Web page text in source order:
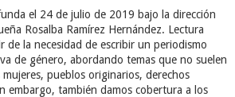
el 24 de julio de 2019 bajo la dirección
Rosalba Ramírez Hernández. Lectura
de la necesidad de escribir un periodismo
de género, abordando temas que no suelen
pueblos originarios, derechos
embargo, también damos cobertura a los